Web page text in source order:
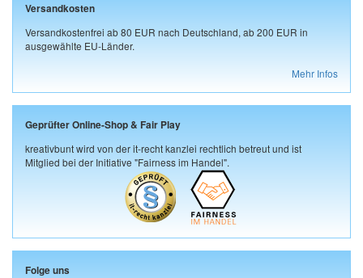
Versandkosten
Versandkostenfrei ab 80 EUR nach Deutschland, ab 200 EUR in
ausgewählte EU-Länder.
Mehr Infos
Geprüfter Online-Shop & Fair Play
kreativbunt wird von der it-recht kanzlei rechtlich betreut und ist
Mitglied bei der Initiative "Fairness im Handel".
Folge uns